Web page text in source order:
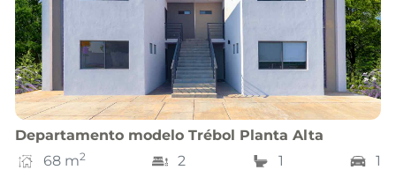
Departamento modelo Trébol Planta Alta
68 m2 2 1
1